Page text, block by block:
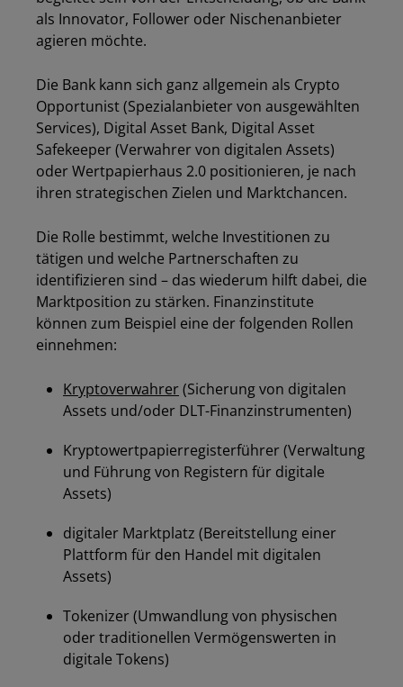
als Innovator, Follower oder Nischenanbieter
agieren möchte.
Die Bank kann sich ganz allgemein als Crypto
Opportunist (Spezialanbieter von ausgewählten
Services), Digital Asset Bank, Digital Asset
Safekeeper (Verwahrer von digitalen Assets)
oder Wertpapierhaus 2.0 positionieren, je nach
ihren strategischen Zielen und Marktchancen.
Die Rolle bestimmt, welche Investitionen zu
tätigen und welche Partnerschaften zu
identifizieren sind – das wiederum hilft dabei, die
Marktposition zu stärken. Finanzinstitute
können zum Beispiel eine der folgenden Rollen
einnehmen:
Kryptoverwahrer(Sicherung von digitalen
Assets und/oder DLT-Finanzinstrumenten)
Kryptowertpapierregisterführer (Verwaltung
und Führung von Registern für digitale
Assets)
digitaler Marktplatz (Bereitstellung einer
Plattform für den Handel mit digitalen
Assets)
Tokenizer (Umwandlung von physischen
oder traditionellen Vermögenswerten in
digitale Tokens)